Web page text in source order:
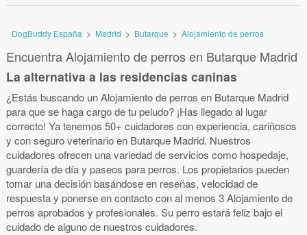
DogBuddy España > Madrid > Butarque > Alojamiento de perros
Encuentra Alojamiento de perros en Butarque Madrid
La alternativa a las residencias caninas
¿Estás buscando un Alojamiento de perros en Butarque Madrid
para que se haga cargo de tu peludo? ¡Has llegado al lugar
correcto! Ya tenemos 50+ cuidadores con experiencia, cariñosos
y con seguro veterinario en Butarque Madrid. Nuestros
cuidadores ofrecen una variedad de servicios como hospedaje,
guardería de día y paseos para perros. Los propietarios pueden
tomar una decisión basándose en reseñas, velocidad de
respuesta y ponerse en contacto con al menos 3 Alojamiento de
perros aprobados y profesionales. Su perro estará feliz bajo el
cuidado de alguno de nuestros cuidadores.